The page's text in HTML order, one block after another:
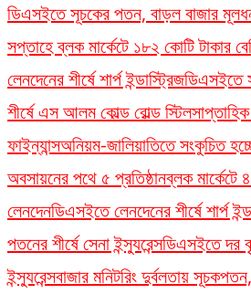
ডিএসইতে সূচকের পতন, বাড়ল বাজার
সপ্তাহে ব্লক মার্কেটে ১৮২ কোটি টাকার
লেনদেনের শীর্ষে শার্প ইন্ডাস্ট্রিজডিএসইতে
শীর্ষে এস আলম কোল্ড রোল্ড স্টিল
ফাইন্যান্সঅনিয়ম-জালিয়াতিতে সংকুচিত
অবসায়নের পথে ৫ প্রতিষ্ঠানব্লক মার্কেটে
লেনদেনডিএসইতে লেনদেনের শীর্ষে শার্প
পতনের শীর্ষে সেনা ইন্স্যুরেন্সডিএসইতে দর
ইন্স্যুরেন্সবাজার মনিটরিং দুর্বলতায়